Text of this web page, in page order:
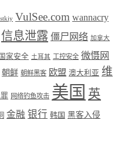
VulSee.com wannacry
信息泄露 僵尸网络 加拿大
国家安全 土耳其 工控安全 微慑网
朝鲜 朝鲜黑客 欧盟 澳大利亚 维
网络钓鱼攻击 美国 英
金融 银行 韩国 黑客入侵